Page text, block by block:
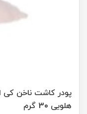
هلویی 30 گرم